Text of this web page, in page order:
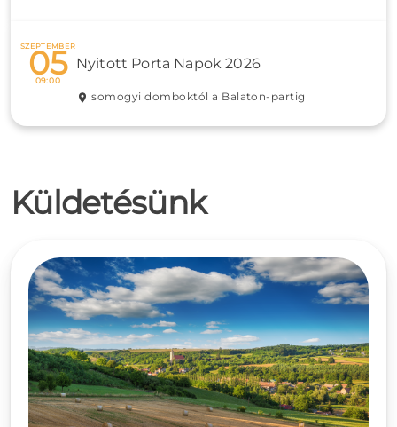
SZEPTEMBER
05
09:00
Nyitott Porta Napok 2026
somogyi domboktól a Balaton-partig
Küldetésünk